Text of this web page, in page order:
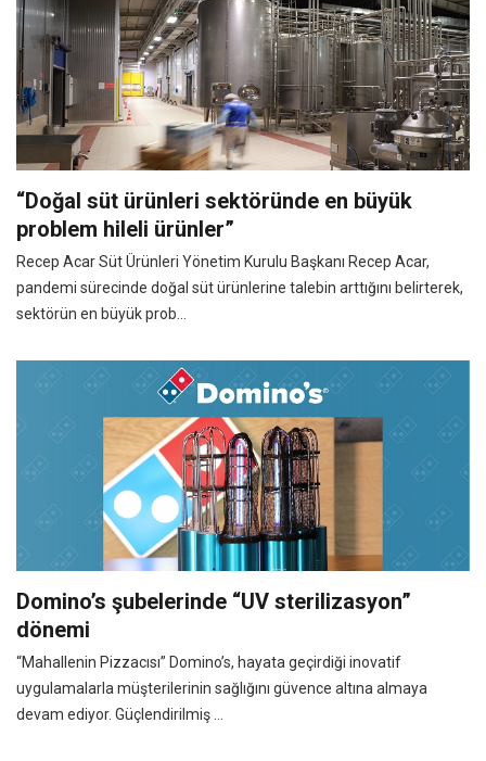
“Doğal süt ürünleri sektöründe en büyük
problem hileli ürünler”
Recep Acar Süt Ürünleri Yönetim Kurulu Başkanı Recep Acar,
pandemi sürecinde doğal süt ürünlerine talebin arttığını belirterek,
sektörün en büyük prob...
Domino’s şubelerinde “UV sterilizasyon”
dönemi
“Mahallenin Pizzacısı” Domino’s, hayata geçirdiği inovatif
uygulamalarla müşterilerinin sağlığını güvence altına almaya
devam ediyor. Güçlendirilmiş ...